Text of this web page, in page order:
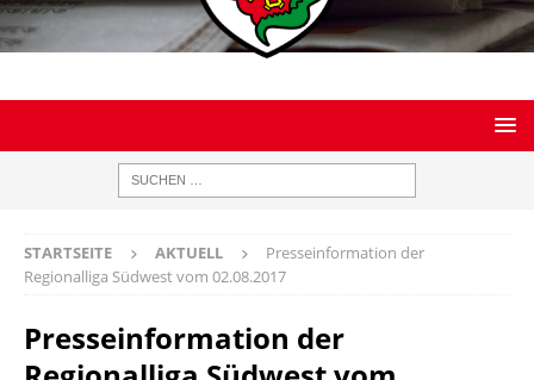
STARTSEITE AKTUELL
Presseinformation der
Regionalliga Südwest vom 02.08.2017
Presseinformation der